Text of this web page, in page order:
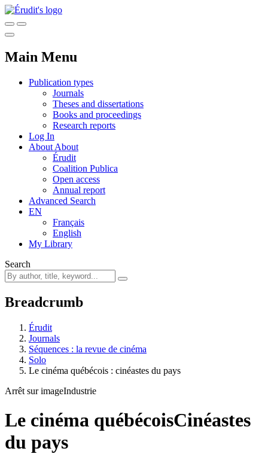
Main Menu
Publication types
Journals
Theses and dissertations
Books and proceedings
Research reports
Log In
About About
Érudit
Coalition Publica
Open access
Annual report
Advanced Search
EN
Français
English
My Library
Search
Breadcrumb
Érudit
Journals
Séquences : la revue de cinéma
Solo
Le cinéma québécois : cinéastes du pays
Arrêt sur imageIndustrie
Le cinéma québécoisCinéastes
du pays